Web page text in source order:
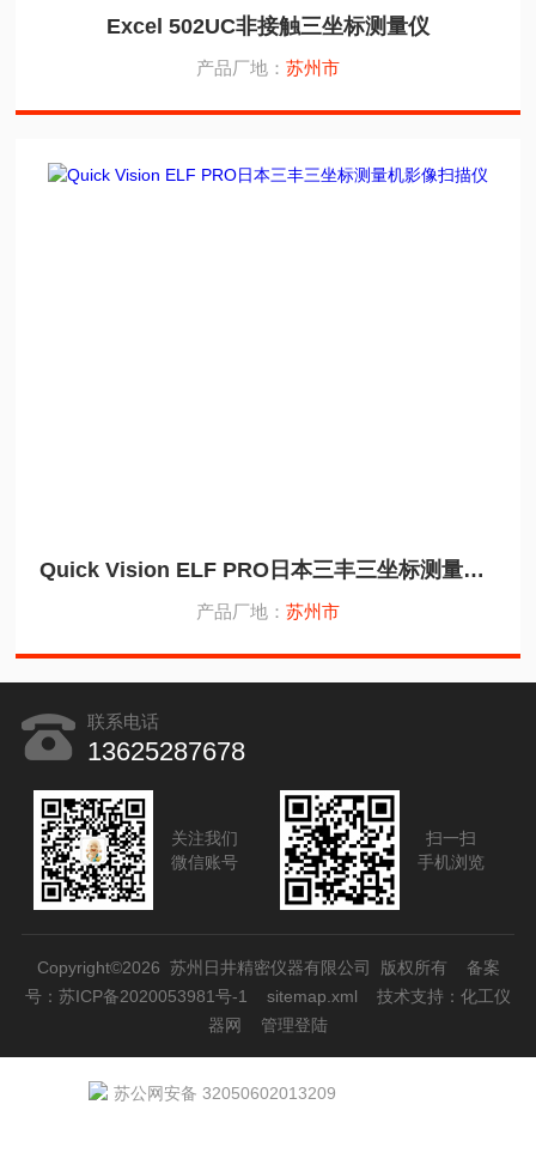
Excel 502UC非接触三坐标测量仪
产品厂地： 苏州市
Quick Vision ELF PRO日本三丰三坐标测量机影像扫描仪
产品厂地： 苏州市
联系电话
13625287678
关注我们
微信账号
扫一扫
手机浏览
Copyright©2026 苏州日井精密仪器有限公司 版权所有 备案
号：苏ICP备2020053981号-1
sitemap.xml 技术支持： 化工仪
器网
管理登陆
苏公网安备 32050602013209